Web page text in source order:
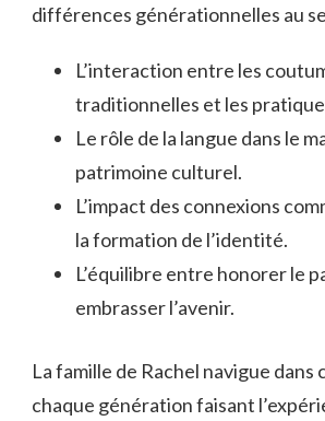
différences générationnelles au
L’interaction entre les
traditionnelles et les
Le rôle de la langue dans le
patrimoine culturel.
L’impact des connexions
la formation de l’identité.
L’équilibre entre honorer le
embrasser l’avenir.
La famille de Rachel navigue dans
chaque génération faisant